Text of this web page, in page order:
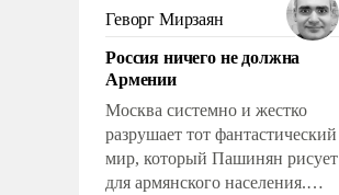
Сложившаяся ситуация
означает многолетний период
уязвимости США, например,
перед Китаем.
Геворг Мирзаян
Россия ничего не должна
Армении
Москва системно и жестко
разрушает тот фантастический
мир, который Пашинян рисует
для армянского населения.